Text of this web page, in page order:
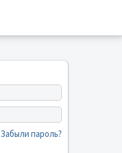
Забыли пароль?